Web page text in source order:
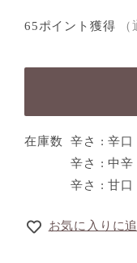
65ポイント獲得
在庫数 辛さ : 辛口
辛さ : 中辛
辛さ : 甘口
お気に入りに